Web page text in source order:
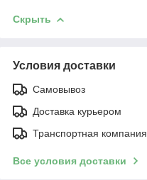
Скрыть
Условия доставки
Самовывоз
Доставка курьером
Транспортная компания
Все условия доставки